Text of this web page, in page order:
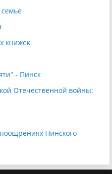
книжек
- Пинск
Отечественной войны:
Пинского